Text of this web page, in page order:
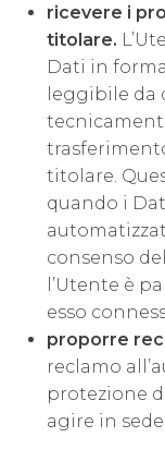
ricevere i
titolare.
Dati in
leggibile da
titolare.
quando i
consenso
l’Utente è
esso
proporre
reclamo
protezione
agire in